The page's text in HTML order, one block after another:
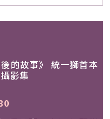
後的故事》 統一獅首本
影集